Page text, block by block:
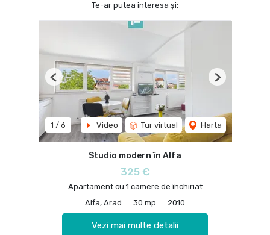
Te-ar putea interesa și:
1 / 6 Video Tur virtual Harta
Previous Next
Studio modern în Alfa
325 €
Apartament cu 1 camere de închiriat
Alfa, Arad
30 mp 2010
Vezi mai multe detalii